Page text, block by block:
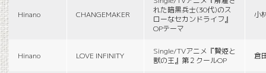
Hinano CHANGEMAKER
れた暗黒兵士(30代)のス
ローなセカンドライフ』
OPテーマ
小
Hinano LOVE INFINITY
Single/TVアニメ『贄姫と
獣の王』第２クールOP
倉